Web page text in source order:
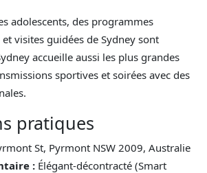
adolescents, des programmes
visites guidées de Sydney sont
accueille aussi les plus grandes
sportives et soirées avec des
pratiques
St, Pyrmont NSW 2009, Australie
: Élégant-décontracté (Smart